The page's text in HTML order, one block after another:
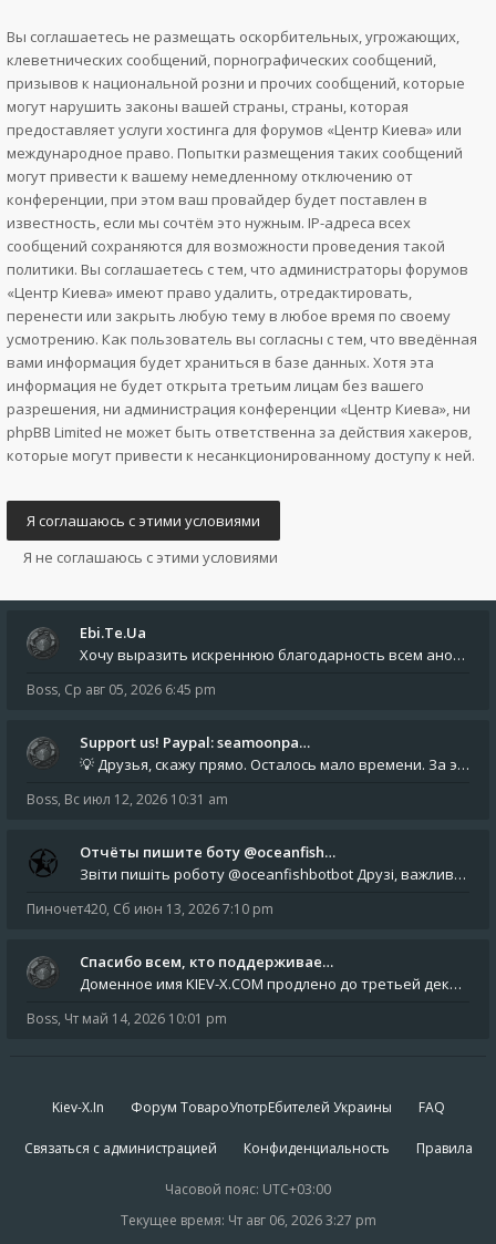
Вы соглашаетесь не размещать оскорбительных, угрожающих,
клеветнических сообщений, порнографических сообщений,
призывов к национальной розни и прочих сообщений, которые
могут нарушить законы вашей страны, страны, которая
предоставляет услуги хостинга для форумов «Центр Киева» или
международное право. Попытки размещения таких сообщений
могут привести к вашему немедленному отключению от
конференции, при этом ваш провайдер будет поставлен в
известность, если мы сочтём это нужным. IP-адреса всех
сообщений сохраняются для возможности проведения такой
политики. Вы соглашаетесь с тем, что администраторы форумов
«Центр Киева» имеют право удалить, отредактировать,
перенести или закрыть любую тему в любое время по своему
усмотрению. Как пользователь вы согласны с тем, что введённая
вами информация будет храниться в базе данных. Хотя эта
информация не будет открыта третьим лицам без вашего
разрешения, ни администрация конференции «Центр Киева», ни
phpBB Limited не может быть ответственна за действия хакеров,
которые могут привести к несанкционированному доступу к ней.
Ebi.Te.Ua
Хочу выразить искреннюю благодарность всем анонимным пользователям, которые поддержали наше сообщество финансово. Благод
Boss, Ср авг 05, 2026 6:45 pm
Support us! Paypal: seamoonpa…
💡 Друзья, скажу прямо. Осталось мало времени. За это время нам нужно закрыть последние обязательные расходы: около 500
Boss, Вс июл 12, 2026 10:31 am
Отчёты пишите боту @oceanfish…
Звіти пишіть роботу @oceanfishbotbot Друзі, важливе повідомлення для учасників форума. Основне звернення опублікован
Пиночет420, Сб июн 13, 2026 7:10 pm
Спасибо всем, кто поддерживае…
Доменное имя KIEV-X.COM продлено до третьей декады августа 2027 года! Спасибо всем анонимным пользователям, которые по
Boss, Чт май 14, 2026 10:01 pm
Kiev-X.In Форум ТовароУпотрЕбителей Украины FAQ
Связаться с администрацией Конфиденциальность Правила
Часовой пояс: UTC+03:00
Текущее время: Чт авг 06, 2026 3:27 pm